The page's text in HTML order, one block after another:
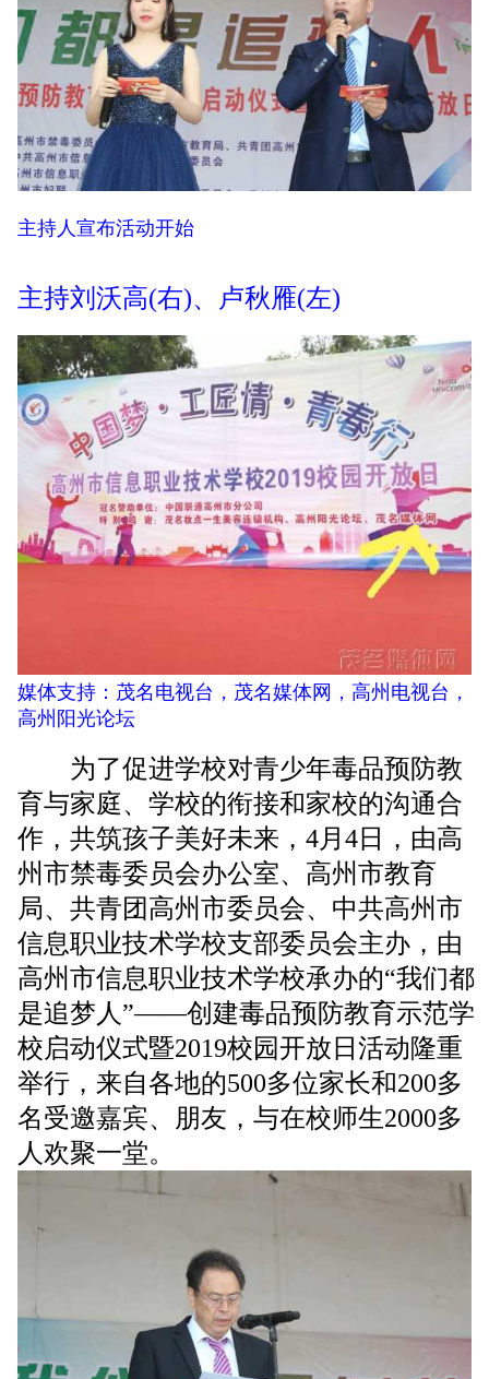
主持人宣布活动开始
主持刘沃高(右)、卢秋雁(左)
媒体支持：茂名电视台，茂名媒体网，高州电视台，
高州阳光论坛
为了促进学校对青少年毒品预防教
育与家庭、学校的衔接和家校的沟通合
作，共筑孩子美好未来，4月4日，由高
州市禁毒委员会办公室、高州市教育
局、共青团高州市委员会、中共高州市
信息职业技术学校支部委员会主办，由
高州市信息职业技术学校承办的“我们都
是追梦人”——创建毒品预防教育示范学
校启动仪式暨2019校园开放日活动隆重
举行，来自各地的500多位家长和200多
名受邀嘉宾、朋友，与在校师生2000多
人欢聚一堂。